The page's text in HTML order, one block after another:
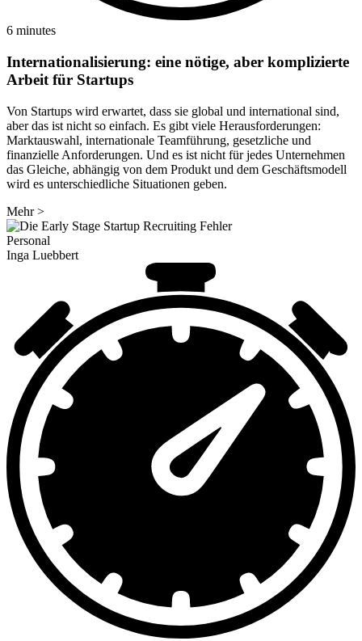
6 minutes
Internationalisierung: eine nötige, aber komplizierte
Arbeit für Startups
Von Startups wird erwartet, dass sie global und international sind,
aber das ist nicht so einfach. Es gibt viele Herausforderungen:
Marktauswahl, internationale Teamführung, gesetzliche und
finanzielle Anforderungen. Und es ist nicht für jedes Unternehmen
das Gleiche, abhängig von dem Produkt und dem Geschäftsmodell
wird es unterschiedliche Situationen geben.
Mehr>
Personal
Inga Luebbert